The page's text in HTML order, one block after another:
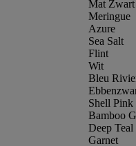
Mat Zwart
Meringue
Azure
Sea Salt
Flint
Wit
Bleu
Shell Pink
Bamboo
Deep Teal
Garnet